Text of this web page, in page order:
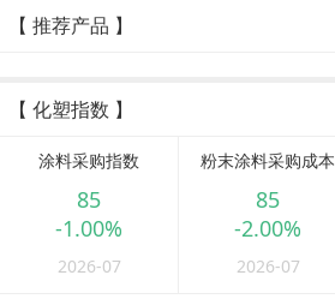
【 推荐产品 】
【 化塑指数 】
涂料采购指数
85
-1.00%
2026-07
粉末涂料采购成本
85
-2.00%
2026-07